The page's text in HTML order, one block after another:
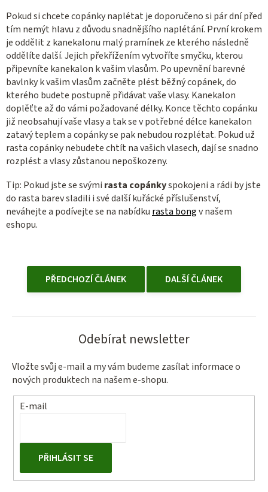
Pokud si chcete copánky naplétat je doporučeno si pár dní před
tím nemýt hlavu z důvodu snadnějšího naplétání. První krokem
je oddělit z kanekalonu malý pramínek ze kterého následně
oddělíte další. Jejich překřížením vytvoříte smyčku, kterou
připevníte kanekalon k vašim vlasům. Po upevnění barevné
bavlnky k vašim vlasům začněte plést běžný copánek, do
kterého budete postupně přidávat vaše vlasy. Kanekalon
doplěťte až do vámi požadované délky. Konce těchto copánku
již neobsahují vaše vlasy a tak se v potřebné délce kanekalon
zatavý teplem a copánky se pak nebudou rozplétat. Pokud už
rasta copánky nebudete chtít na vašich vlasech, dají se snadno
rozplést a vlasy zůstanou nepoškozeny.
Tip: Pokud jste se svými rasta copánkyspokojeni a rádi by jste
do rasta barev sladili i své další kuřácké příslušenství,
neváhejte a podívejte se na nabídkurasta bongv našem
eshopu.
PŘEDCHOZÍ ČLÁNEK DALŠÍ ČLÁNEK
Odebírat newsletter
Vložte svůj e-mail a my vám budeme zasílat informace o
nových produktech na našem e-shopu.
E-mail
PŘIHLÁSIT SE